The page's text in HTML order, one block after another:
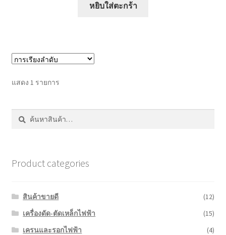
หยิบใส่ตะกร้า
แสดง 1 รายการ
ค้นหา:
ค้นหา
Product categories
สินค้าขายดี
(12)
เครื่องดัด-ตัดเหล็กไฟฟ้า
(15)
เครนและรอกไฟฟ้า
(4)